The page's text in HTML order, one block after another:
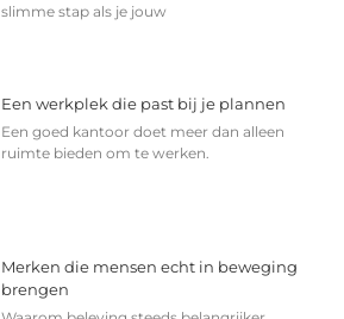
slimme stap als je jouw
Een werkplek die past bij je plannen
Een goed kantoor doet meer dan alleen
ruimte bieden om te werken.
Merken die mensen echt in beweging
brengen